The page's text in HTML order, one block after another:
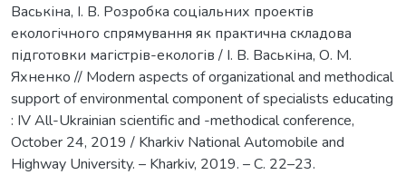
Васькіна, І. В. Розробка соціальних проектів
екологічного спрямування як практична складова
підготовки магістрів-екологів / І. В. Васькіна, О. М.
Яхненко // Modern aspects of organizational and methodical
support of environmental component of specialists educating
: IV All-Ukrainian scientific and -methodical conference,
October 24, 2019 / Kharkiv National Automobile and
Highway University. – Kharkiv, 2019. – С. 22–23.